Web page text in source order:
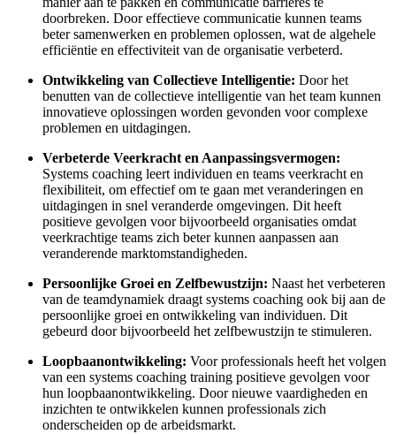
doorbreken. Door effectieve communicatie kunnen teams
beter samenwerken en problemen oplossen, wat de algehele
efficiëntie en effectiviteit van de organisatie verbeterd.
Ontwikkeling van Collectieve Intelligentie: Door het
benutten van de collectieve intelligentie van het team kunnen
innovatieve oplossingen worden gevonden voor complexe
problemen en uitdagingen.
Verbeterde Veerkracht en Aanpassingsvermogen:
Systems coaching leert individuen en teams veerkracht en
flexibiliteit, om effectief om te gaan met veranderingen en
uitdagingen in snel veranderde omgevingen. Dit heeft
positieve gevolgen voor bijvoorbeeld organisaties omdat
veerkrachtige teams zich beter kunnen aanpassen aan
veranderende marktomstandigheden.
Persoonlijke Groei en Zelfbewustzijn: Naast het verbeteren
van de teamdynamiek draagt systems coaching ook bij aan de
persoonlijke groei en ontwikkeling van individuen. Dit
gebeurd door bijvoorbeeld het zelfbewustzijn te stimuleren.
Loopbaanontwikkeling: Voor professionals heeft het volgen
van een systems coaching training positieve gevolgen voor
hun loopbaanontwikkeling. Door nieuwe vaardigheden en
inzichten te ontwikkelen kunnen professionals zich
onderscheiden op de arbeidsmarkt.